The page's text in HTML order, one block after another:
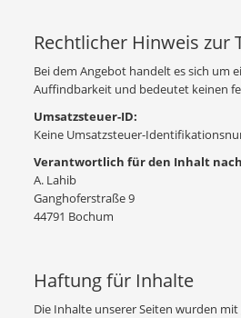
Rechtlicher Hinweis zur
Bei dem Angebot handelt es sich um
Auffindbarkeit und bedeutet keinen
Umsatzsteuer-ID:
Keine Umsatzsteuer-
Verantwortlich für den Inhalt nach
A. Lahib
Ganghoferstraße 9
44791 Bochum
Haftung für Inhalte
Die Inhalte unserer Seiten wurden